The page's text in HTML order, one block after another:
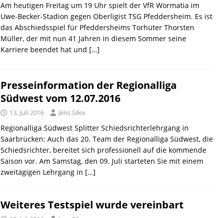
Am heutigen Freitag um 19 Uhr spielt der VfR Wormatia im
Uwe-Becker-Stadion gegen Oberligist TSG Pfeddersheim. Es ist
das Abschiedsspiel für Pfeddersheims Torhüter Thorsten
Müller, der mit nun 41 Jahren in diesem Sommer seine
Karriere beendet hat und […]
Presseinformation der Regionalliga
Südwest vom 12.07.2016
13. Juli 2016 Jens Silex
Regionalliga Südwest Splitter Schiedsrichterlehrgang in
Saarbrücken: Auch das 20. Team der Regionalliga Südwest, die
Schiedsrichter, bereitet sich professionell auf die kommende
Saison vor. Am Samstag, den 09. Juli starteten Sie mit einem
zweitägigen Lehrgang in […]
Weiteres Testspiel wurde vereinbart